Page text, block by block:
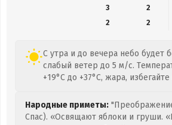
3
2
2
2
С утра и до вечера небо будет
слабый ветер до 5 м/с.
+19°C до +37°C, жара,
Народные приметы:
Спас). «Освящают яблоки и груши.